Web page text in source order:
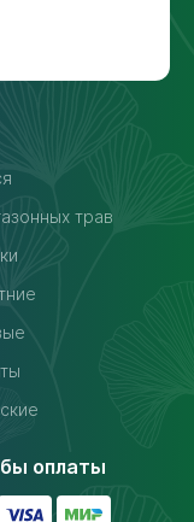
трав
оплаты